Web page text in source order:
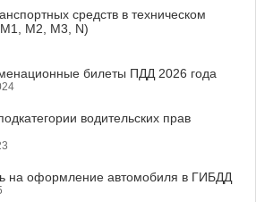
средств в техническом
M2, M3, N)
билеты ПДД 2026 года
водительских прав
на оформление автомобиля в ГИБДД